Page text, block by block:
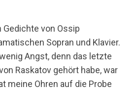
Gedichte von Ossip
Sopran und Klavier.
Angst, denn das letzte
Raskatov gehört habe, war
meine Ohren auf die Probe